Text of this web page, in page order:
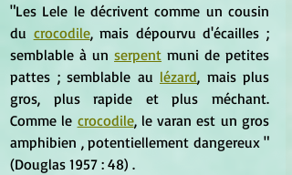
"Les Lele le décrivent comme un cousin
du crocodile, mais dépourvu d'écailles ;
semblable à un serpent muni de petites
pattes ; semblable au lézard, mais plus
gros, plus rapide et plus méchant.
Comme le crocodile, le varan est un gros
amphibien , potentiellement dangereux "
(Douglas 1957 : 48) .